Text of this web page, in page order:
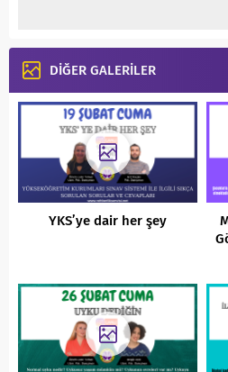
DİĞER GALERİLER
YKS’ye dair her şey